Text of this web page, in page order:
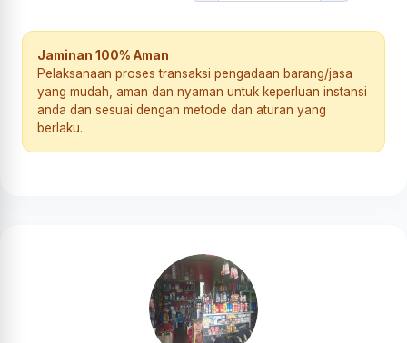
Jaminan 100% Aman
Pelaksanaan proses transaksi pengadaan barang/jasa
yang mudah, aman dan nyaman untuk keperluan instansi
anda dan sesuai dengan metode dan aturan yang
berlaku.